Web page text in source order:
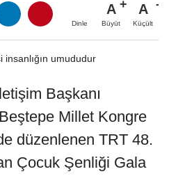
Dinle
A
Büyüt
A
Küçült
Başkanı
Millet Kongre
düzenlenen TRT 48.
Çocuk Şenliği Gala